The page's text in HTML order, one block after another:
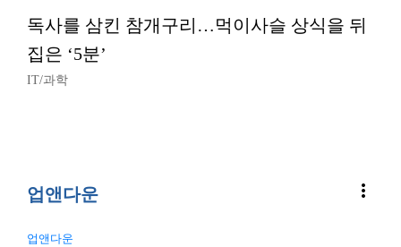
독사를 삼킨 참개구리…먹이사슬 상식을 뒤
집은 ‘5분’
IT/과학
업앤다운 more_vert
업앤다운